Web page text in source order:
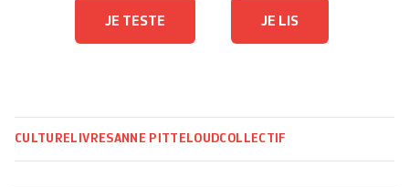
JE TESTE JE LIS
CULTURE LIVRESANNE PITTELOUDCOLLECTIF